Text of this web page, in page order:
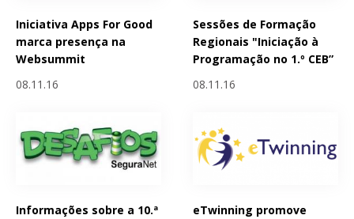
Iniciativa Apps For Good
marca presença na
Websummit
08.11.16
Sessões de Formação
Regionais "Iniciação à
Programação no 1.º CEB”
08.11.16
Informações sobre a 10.ª
eTwinning promove